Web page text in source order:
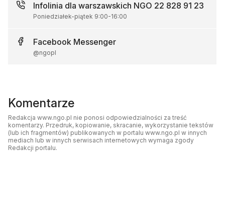
Infolinia dla warszawskich NGO 22 828 91 23
Poniedziałek-piątek 9:00-16:00
Facebook Messenger
@ngopl
Komentarze
Redakcja www.ngo.pl nie ponosi odpowiedzialności za treść
komentarzy. Przedruk, kopiowanie, skracanie, wykorzystanie tekstów
(lub ich fragmentów) publikowanych w portalu www.ngo.pl w innych
mediach lub w innych serwisach internetowych wymaga zgody
Redakcji portalu.